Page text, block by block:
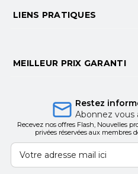
- Dolby Digital
- DTS Digital Surround
MP3 / WMA / MPEG-4
ALAC : jusqu'à 96 kHz / 24-
FLAC / WAV / AIFF :
LIENS PRATIQUES
MEILLEUR PRIX GARANTI
Restez
Abonnez
Recevez nos offres Flash, Nouvelles
privées réservées aux membres